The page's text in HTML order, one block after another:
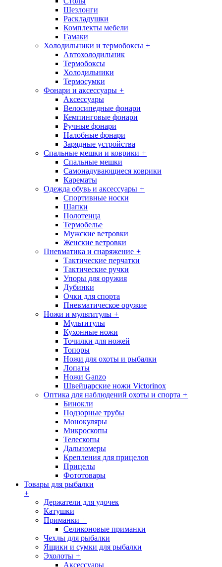
Шезлонги
Раскладушки
Комплекты мебели
Гамаки
Холодильники и термобоксы +
Автохолодильник
Термобоксы
Холодильники
Термосумки
Фонари и аксессуары +
Аксессуары
Велосипедные фонари
Кемпинговые фонари
Ручные фонари
Налобные фонари
Зарядные устройства
Спальные мешки и коврики +
Спальные мешки
Самонадувающиеся коврики
Карематы
Одежда обувь и аксессуары +
Спортивные носки
Шапки
Полотенца
Термобелье
Мужские ветровки
Женские ветровки
Пневматика и снаряжение +
Тактические перчатки
Тактические ручки
Упоры для оружия
Дубинки
Очки для спорта
Пневматическое оружие
Ножи и мультитулы +
Мультитулы
Кухонные ножи
Точилки для ножей
Топоры
Ножи для охоты и рыбалки
Лопаты
Ножи Ganzo
Швейцарские ножи Victorinox
Оптика для наблюдений охоты и спорта +
Бинокли
Подзорные трубы
Монокуляры
Микроскопы
Телескопы
Дальномеры
Крепления для прицелов
Прицелы
Фототовары
Товары для рыбалки
+
Держатели для удочек
Катушки
Приманки +
Селиконовые приманки
Чехлы для рыбалки
Ящики и сумки для рыбалки
Эхолоты +
Аксессуары